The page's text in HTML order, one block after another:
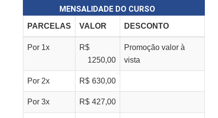
MENSALIDADE DO CURSO
PARCELAS VALOR DESCONTO
Por 1x
R$
1250,00
Promoção valor à
vista
Por 2x R$ 630,00
Por 3x R$ 427,00